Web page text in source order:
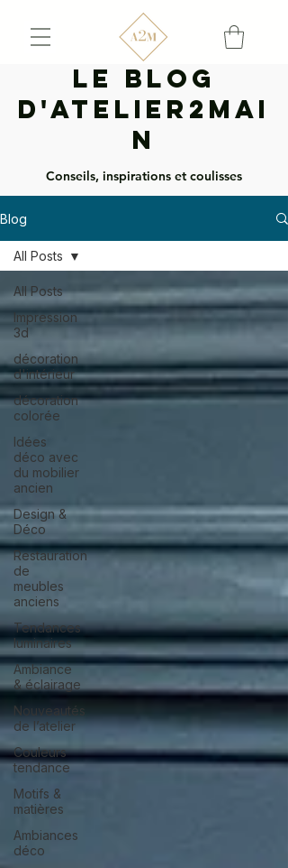
Le Blog
d'Atelier2mai
n
Conseils, inspirations et coulisses
Blog
All Posts
Impression
3d
décoration
d'intérieur
décoration
colorée
Idées
déco avec
du mobilier
ancien
Design &
Déco
Restauration
de
meubles
anciens
Tendances
luminaires
Ambiance
& éclairage
Nouveautés
de l’atelier
Couleurs
tendance
Motifs &
matières
Ambiances
déco
All Posts